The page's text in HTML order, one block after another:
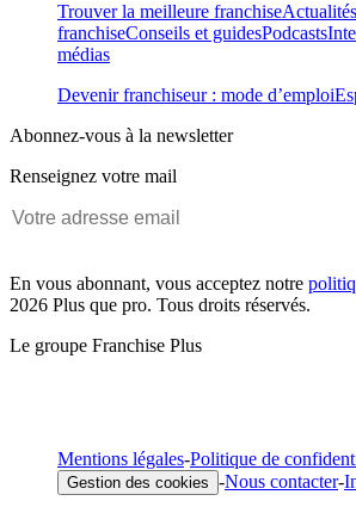
Trouver la meilleure franchise
franchiseConseils et guidesPodcasts
médias
Devenir franchiseur : mode d’emploi
Abonnez-vous à la newsletter
Renseignez votre mail
En vous abonnant, vous acceptez notre
2026 Plus que pro. Tous droits réservés.
Le groupe Franchise Plus
Mentions légales-Politique de
Gestion des cookies -Nous contacter-